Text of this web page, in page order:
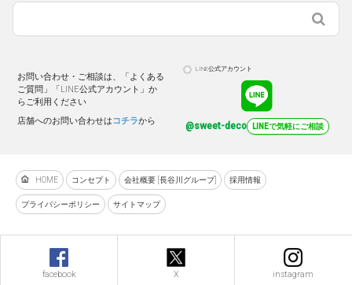
お問い合わせ・ご相談は、「よくある
ご質問」「LINE公式アカウント」か
らご利用ください
店舗へのお問い合わせはコチラから
LINE公式アカウント
@sweet-deco LINEで気軽にご相談
HOME コンセプト 会社概要 [長谷川グループ] 採用情報
プライバシーポリシー サイトマップ
facebook X instagram